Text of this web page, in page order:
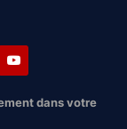
dans votre